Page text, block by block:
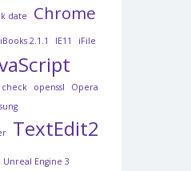
date Chrome
iBooks 2.1.1 IE11 iFile
check openssl
Opera
TextEdit2
Unreal Engine 3